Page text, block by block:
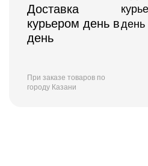
Доставка
курьером день в
день
При заказе товаров по
городу Казани